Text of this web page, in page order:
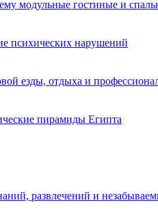
модульные гостиные и
психических нарушений
езды, отдыха и
пирамиды Египта
развлечений и